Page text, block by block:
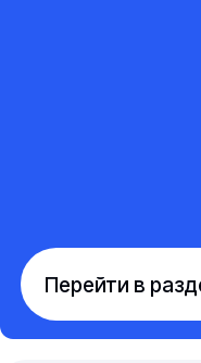
Перейти в